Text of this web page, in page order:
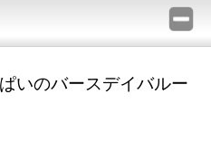
いのバースデイバルー